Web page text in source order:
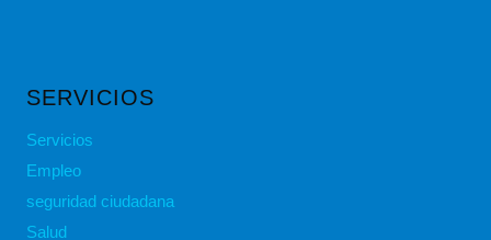
SERVICIOS
Servicios
Empleo
seguridad ciudadana
Salud